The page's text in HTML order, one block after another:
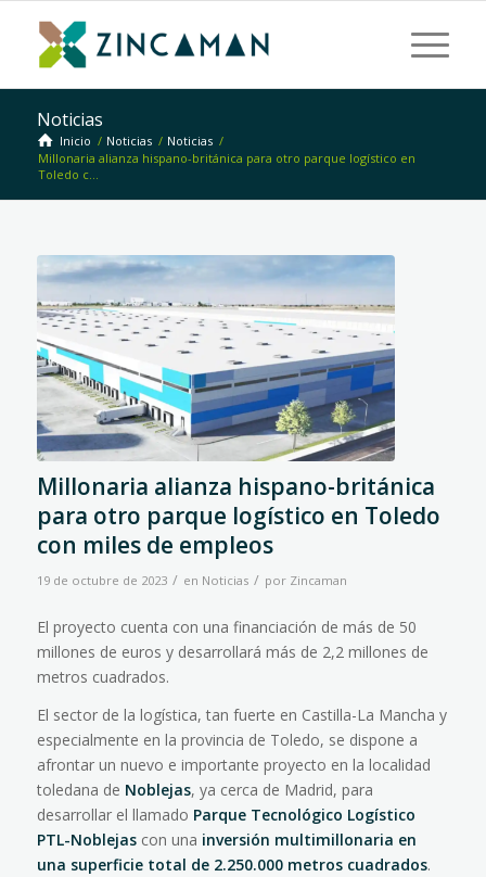
Noticias
Inicio / Noticias / Noticias /
Millonaria alianza hispano-británica para otro parque logístico en
Toledo c...
Millonaria alianza hispano-británica
para otro parque logístico en Toledo
con miles de empleos
19 de octubre de 2023 / en Noticias / por Zincaman
El proyecto cuenta con una financiación de más de 50
millones de euros y desarrollará más de 2,2 millones de
metros cuadrados.
El sector de la logística, tan fuerte en Castilla-La Mancha y
especialmente en la provincia de Toledo, se dispone a
afrontar un nuevo e importante proyecto en la localidad
toledana de Noblejas, ya cerca de Madrid, para
desarrollar el llamado Parque Tecnológico Logístico
PTL-Noblejascon una inversión multimillonaria en
una superficie total de 2.250.000 metros cuadrados.